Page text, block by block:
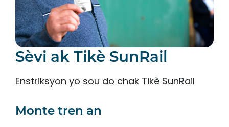
Sèvi ak Tikè SunRail
Enstriksyon yo sou do chak Tikè SunRail
Monte tren an